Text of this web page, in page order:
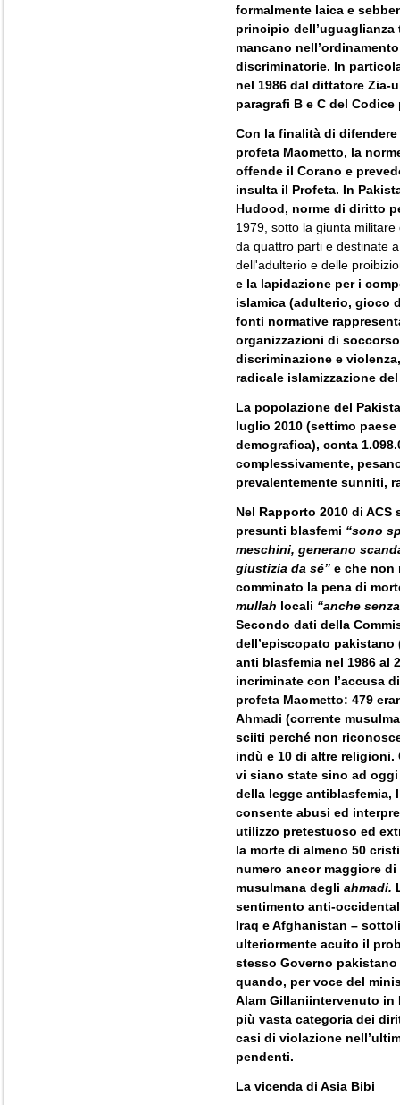
formalmente laica e
principio
mancano
discriminatorie. In
nel 1986 dal dittatore Zia-
paragrafi B e C del
Con la finalità di
profeta Maometto, la
offende il Corano e
insulta il Profeta. In
Hudood, norme di diritto
1979, sotto la giunta
da quattro parti e destinate
dell'adulterio e delle
e la lapidazione per i
islamica (adulterio, gioco
fonti normative
organizzazioni di
discriminazione e
radicale islamizzazione
La popolazione del
luglio 2010 (settimo
demografica), conta
complessivamente,
prevalentemente sunniti,
Nel Rapporto 2010 di
presunti blasfemi “sono
meschini, generano
giustizia da sé” e che non
comminato la pena di
mullah locali “anche
Secondo dati della
dell’episcopato pakistano
anti blasfemia nel 1986 al
incriminate con l’accusa
profeta Maometto: 479
Ahmadi (corrente
sciiti perché non
indù e 10 di altre religioni.
vi siano state sino ad
della legge antiblasfemia,
consente abusi ed
utilizzo pretestuoso ed
la morte di almeno 50
numero ancor maggiore
musulmana degli ahmadi.
sentimento anti-
Iraq e Afghanistan –
ulteriormente acuito il
stesso Governo
quando, per voce del
Alam Gillaniintervenuto in
più vasta categoria dei
casi di violazione
pendenti.
La vicenda di Asia Bibi